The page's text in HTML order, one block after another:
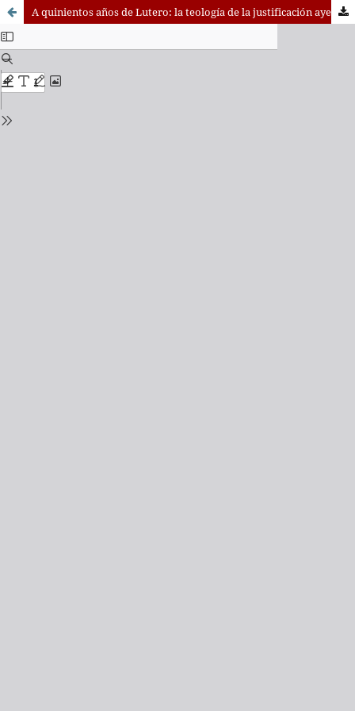
A quinientos años de Lutero: la teología de la justificación ayer y hoy